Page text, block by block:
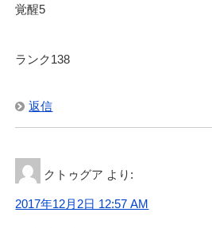
覚醒5
ランク138
返信
クトゥグア より:
2017年12月2日 12:57 AM